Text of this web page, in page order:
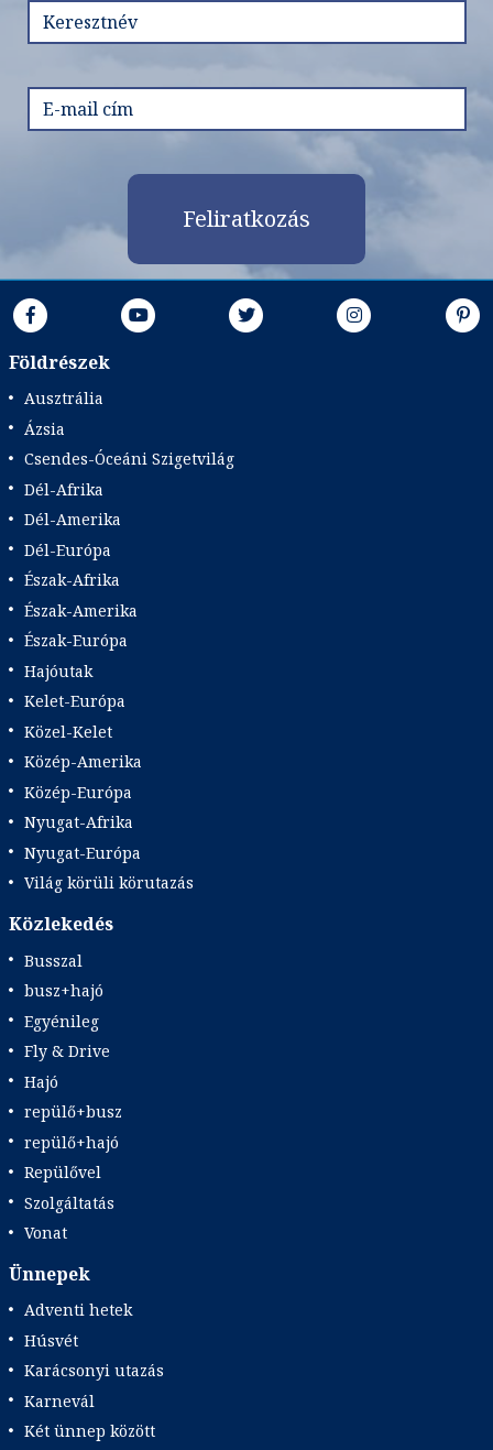
Feliratkozás
Földrészek
Ausztrália
Ázsia
Csendes-Óceáni Szigetvilág
Dél-Afrika
Dél-Amerika
Dél-Európa
Észak-Afrika
Észak-Amerika
Észak-Európa
Hajóutak
Kelet-Európa
Közel-Kelet
Közép-Amerika
Közép-Európa
Nyugat-Afrika
Nyugat-Európa
Világ körüli körutazás
Közlekedés
Busszal
busz+hajó
Egyénileg
Fly & Drive
Hajó
repülő+busz
repülő+hajó
Repülővel
Szolgáltatás
Vonat
Ünnepek
Adventi hetek
Húsvét
Karácsonyi utazás
Karnevál
Két ünnep között